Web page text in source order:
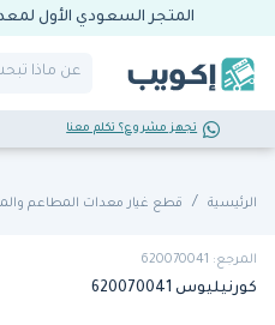
المتجر السعودي الأول
تجهز مشروع؟ تكلم معنا
الرئيسية قطع غيار معدات المطاعم
المرجع: 620070041
كورنيليوس 620070041